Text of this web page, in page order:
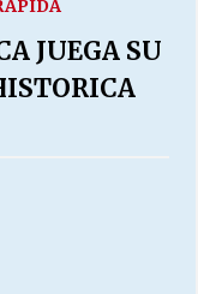
JUEGA SU